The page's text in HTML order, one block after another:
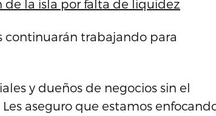
de la isla por falta de liquidez
continuarán trabajando para
y dueños de negocios sin el
aseguro que estamos